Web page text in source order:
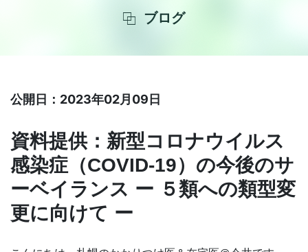
ブログ
公開日：2023年02月09日
資料提供：新型コロナウイルス
感染症（COVID-19）の今後のサ
ーベイランス ー ５類への類型変
更に向けて ー